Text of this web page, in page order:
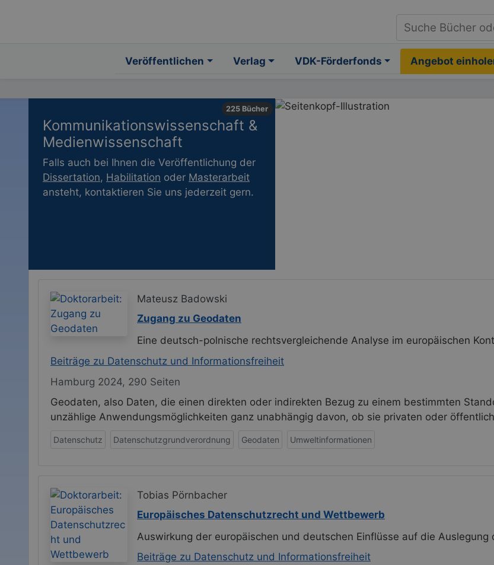
Veröffentlichen Verlag VDK-Förderfonds Angebot
225 Bücher
Kommunikationswissenschaft &
Medienwissenschaft
Falls auch bei Ihnen die Veröffentlichung der
Dissertation, Habilitation oder Masterarbeit
ansteht, kontaktieren Sie uns jederzeit gern.
Mateusz Badowski
Zugang zu Geodaten
Eine deutsch-polnische rechtsvergleichende Analyse im europäischen
Beiträge zu Datenschutz und Informationsfreiheit
Hamburg 2024, 290 Seiten
Geodaten, also Daten, die einen direkten oder indirekten Bezug zu einem bestimmten
unzählige Anwendungsmöglichkeiten ganz unabhängig davon, ob sie privaten oder
Datenschutz Datenschutzgrundverordnung Geodaten Umweltinformationen
Tobias Pörnbacher
Europäisches Datenschutzrecht und Wettbewerb
Auswirkung der europäischen und deutschen Einflüsse auf die Auslegung
Beiträge zu Datenschutz und Informationsfreiheit